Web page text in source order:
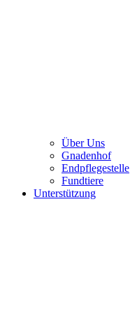
Über Uns
Gnadenhof
Endpflegestelle
Fundtiere
Unterstützung